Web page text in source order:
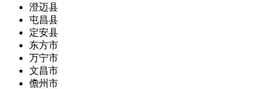
澄迈县
屯昌县
定安县
东方市
万宁市
文昌市
儋州市